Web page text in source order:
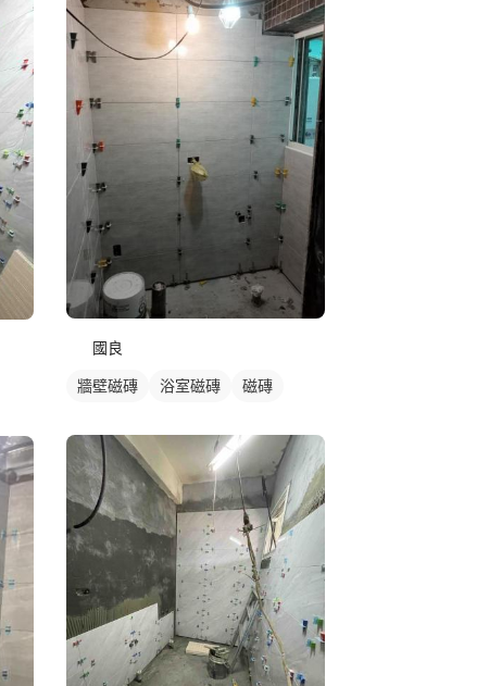
國良
牆壁磁磚 浴室磁磚 磁磚